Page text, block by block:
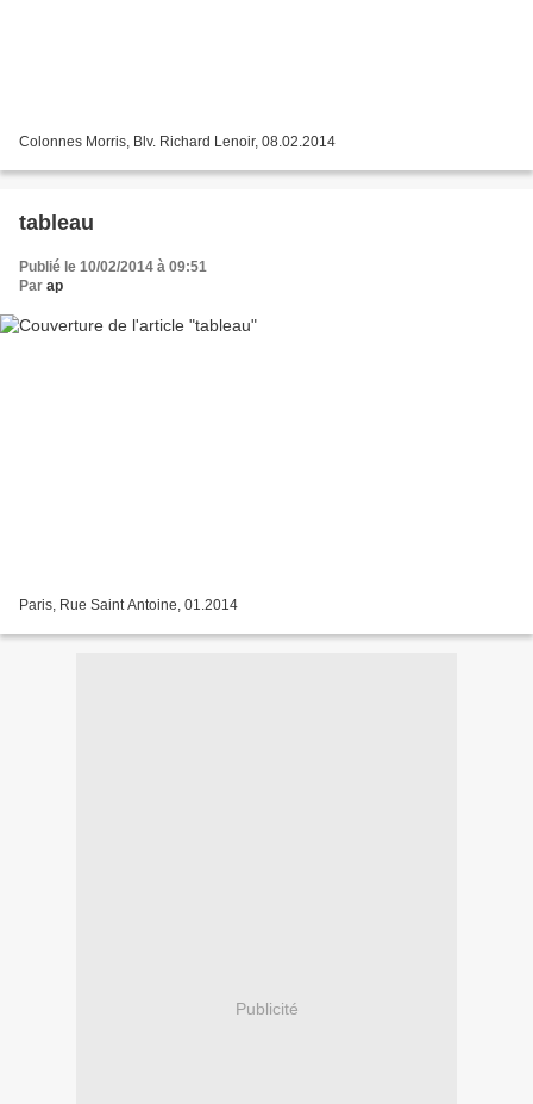
Colonnes Morris, Blv. Richard Lenoir, 08.02.2014
tableau
Publié le 10/02/2014 à 09:51
Par ap
Paris, Rue Saint Antoine, 01.2014
Publicité